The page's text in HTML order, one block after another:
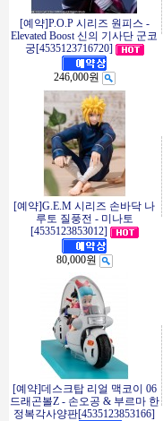
[예약]P.O.P 시리즈 원피스 -
Elevated Boost 신의 기사단 군코
궁[4535123716720]
246,000원
[예약]G.E.M 시리즈 손바닥 나
루토 질풍전 - 미나토
[4535123853012]
80,000원
[예약]데스크탑 리얼 맥코이 06
드래곤볼Z - 손오공 & 부르마 한
정복각사양판[4535123853166]